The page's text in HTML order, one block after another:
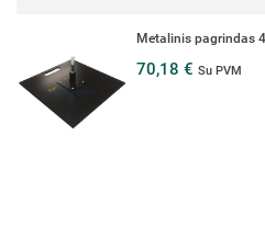
Metalinis pagrindas
70,18 €Su PVM